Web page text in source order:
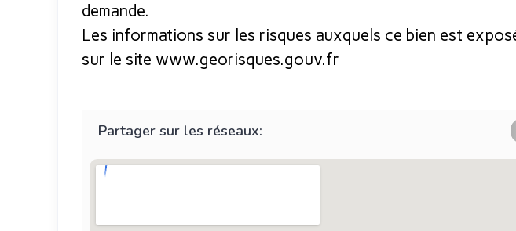
demande.
Les informations sur les risques auxquels ce bien est
sur le site www.georisques.gouv.fr
Partager sur les réseaux: